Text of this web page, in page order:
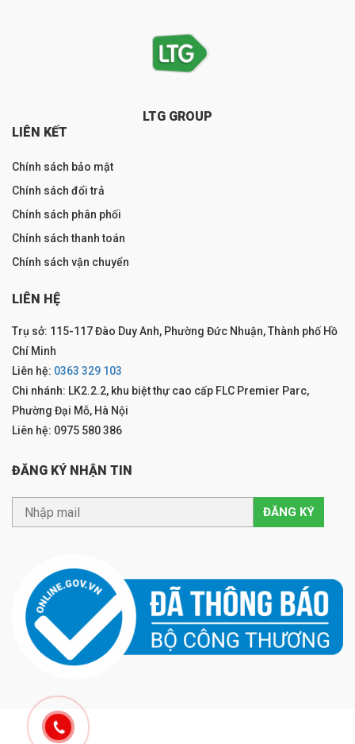
LTG GROUP
LIÊN KẾT
Chính sách bảo mật
Chính sách đổi trả
Chính sách phân phối
Chính sách thanh toán
Chính sách vận chuyển
LIÊN HỆ
Trụ sở: 115-117 Đào Duy Anh, Phường Đức Nhuận, Thành phố Hồ
Chí Minh
Liên hệ: 0363 329 103
Chi nhánh: LK2.2.2, khu biệt thự cao cấp FLC Premier Parc,
Phường Đại Mỗ, Hà Nội
Liên hệ: 0975 580 386
ĐĂNG KÝ NHẬN TIN